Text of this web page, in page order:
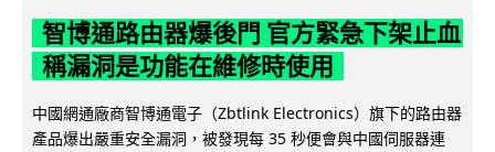
智博通路由器爆後門 官方緊急下架止血
稱漏洞是功能在維修時使用
中國網通廠商智博通電子（Zbtlink Electronics）旗下的路由器
產品爆出嚴重安全漏洞，被發現每 35 秒便會與中國伺服器連